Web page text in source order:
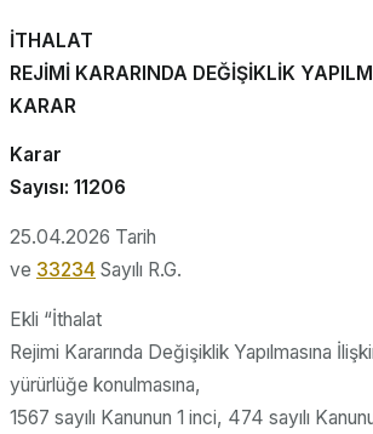
İTHALAT
REJİMİ KARARINDA DEĞİŞİKLİK
KARAR
Karar
Sayısı: 11206
25.04.2026 Tarih
ve 33234 Sayılı R.G.
Ekli “İthalat
Rejimi Kararında Değişiklik Yapılmasına
yürürlüğe konulmasına,
1567 sayılı Kanunun 1 inci, 474 sayılı